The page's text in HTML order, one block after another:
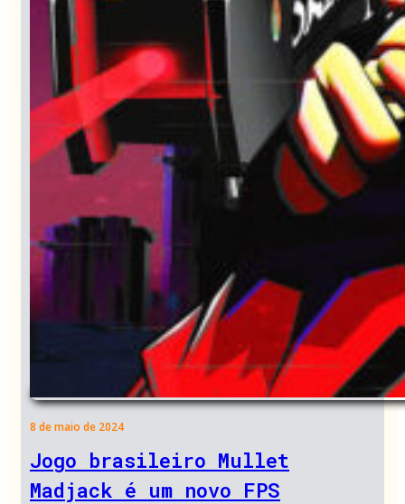
8 de maio de 2024
Jogo brasileiro Mullet
Madjack é um novo FPS